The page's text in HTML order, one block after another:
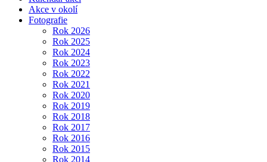
Akce v okolí
Fotografie
Rok 2026
Rok 2025
Rok 2024
Rok 2023
Rok 2022
Rok 2021
Rok 2020
Rok 2019
Rok 2018
Rok 2017
Rok 2016
Rok 2015
Rok 2014